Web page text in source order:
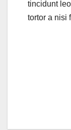
tincidunt
tortor a nisi